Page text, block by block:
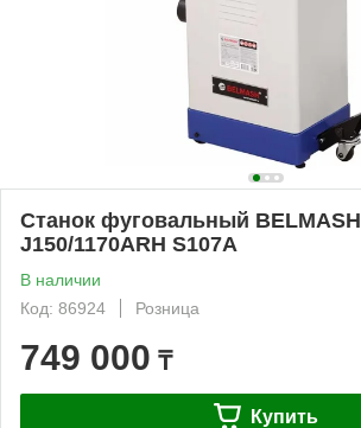
Станок фуговальный BELMASH
J150/1170ARH S107A
В наличии
Код: 86924
Розница
749 000 ₸
Купить